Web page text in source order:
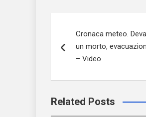
articoli
Cronaca meteo.
un morto,
– Video
Related Posts